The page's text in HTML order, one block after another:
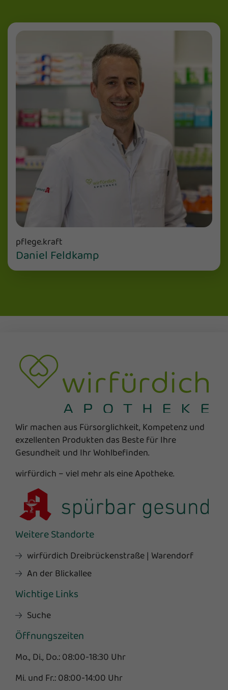
pflege.kraft
Daniel Feldkamp
Wir machen aus Fürsorglichkeit, Kompetenz und
exzellenten Produkten das Beste für Ihre
Gesundheit und Ihr Wohlbefinden.
wirfürdich – viel mehr als eine Apotheke.
Weitere Standorte
wirfürdich Dreibrückenstraße | Warendorf
An der Blickallee
Wichtige Links
Suche
Öffnungszeiten
Mo., Di., Do.: 08:00-18:30 Uhr
Mi. und Fr.: 08:00-14:00 Uhr